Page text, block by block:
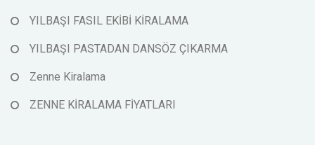
YILBAŞI FASIL EKİBİ KİRALAMA
YILBAŞI PASTADAN DANSÖZ ÇIKARMA
Zenne Kiralama
ZENNE KİRALAMA FİYATLARI